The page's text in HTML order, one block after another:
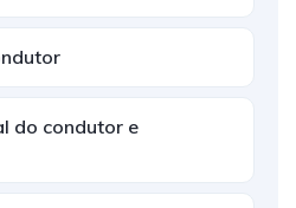
do condutor e